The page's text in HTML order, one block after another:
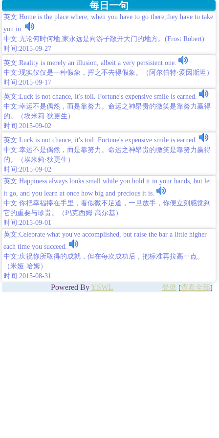
每日一句
英文:Home is the place where, when you have to go there,they have to take
you in.
中文:无论何时何地,家永远是向游子敞开大门的地方。(Frost Robert)
时间:2015-09-27
英文:Reality is merely an illusion, albeit a very persistent one.
中文:现实仅仅是一种假象，挥之不去得假象。（阿尔伯特·爱因斯坦）
时间:2015-09-17
英文:Luck is not chance, it's toil. Fortune's expensive smile is earned.
中文:幸运不是偶然，而是靠努力。命运之神昂贵的微笑是靠努力赢得
的。（埃米莉·狄更生）
时间:2015-09-02
英文:Luck is not chance, it's toil. Fortune's expensive smile is earned.
中文:幸运不是偶然，而是靠努力。命运之神昂贵的微笑是靠努力赢得
的。（埃米莉·狄更生）
时间:2015-09-02
英文:Happiness always looks small while you hold it in your hands, but let
it go, and you learn at once how big and precious it is.
中文:你把幸福捧在手里，看似微不足道，一旦放手，你便立刻感觉到
它的重要与珍贵。（玛克西姆·高尔基）
时间:2015-09-01
英文:Celebrate what you've accomplished, but raise the bar a little higher
each time you succeed.
中文:庆祝你所取得的成就，但在每次成功后，把标准再拉高一点。
（米娅·哈姆）
时间:2015-08-31
Powered ByYSWL 登录[查看全部]